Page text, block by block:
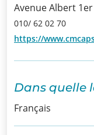
Actualités
Offre
d’emploi/
Stage
Avenue Albert
010/ 62 02 70
https://
Dans quelle
Français